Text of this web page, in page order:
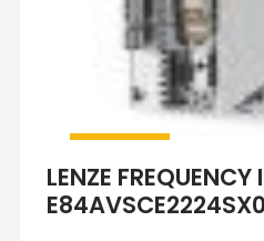
LENZE FREQUENCY
E84AVSCE2224SX0